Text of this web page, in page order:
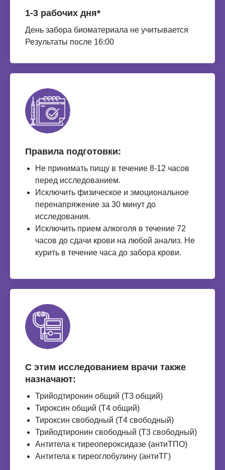
1-3 рабочих дня*
День забора биоматериала не учитывается
Результаты после 16:00
Правила подготовки:
Не принимать пищу в течение 8-12 часов
перед исследованием.
Исключить физическое и эмоциональное
перенапряжение за 30 минут до
исследования.
Исключить прием алкоголя в течение 72
часов до сдачи крови на любой анализ. Не
курить в течение часа до забора крови.
С этим исследованием врачи также
назначают:
Трийодтиронин общий (Т3 общий)
Тироксин общий (Т4 общий)
Тироксин свободный (Т4 свободный)
Трийодтиронин свободный (Т3 свободный)
Антитела к тиреопероксидазе (антиТПО)
Антитела к тиреоглобулину (антиТГ)